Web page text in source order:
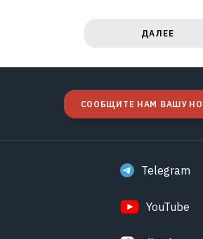
ДАЛЕЕ
СООБЩИТЕ НАМ ВАШУ
Telegram
YouTube